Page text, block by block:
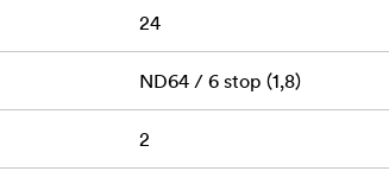
adapterring!
24
ND64 / 6 stop (1,8)
2